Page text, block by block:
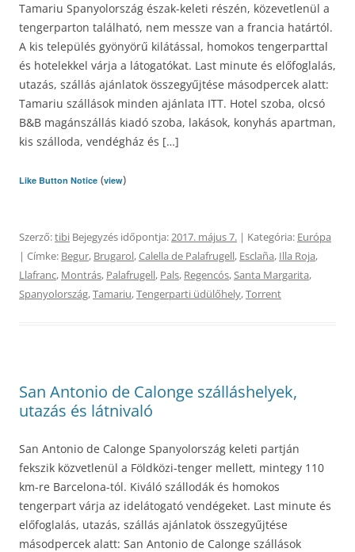
Tamariu Spanyolország észak-keleti részén, közevetlenül a
tengerparton található, nem messze van a francia határtól.
A kis település gyönyörű kilátással, homokos tengerparttal
és hotelekkel várja a látogatókat. Last minute és előfoglalás,
utazás, szállás ajánlatok összegyűjtése másodpercek alatt:
Tamariu szállások minden ajánlata ITT. Hotel szoba, olcsó
B&B magánszállás kiadó szoba, lakások, konyhás apartman,
kis szálloda, vendégház és […]
Like Button Notice (view)
Szerző:tibi Bejegyzés időpontja:2017. május 7. | Kategória: Európa
| Címke: Begur, Brugarol,Calella de Palafrugell, Esclaña, Illa Roja,
Llafranc, Montrás, Palafrugell, Pals, Regencós,Santa Margarita,
Spanyolország,Tamariu,Tengerparti üdülőhely,Torrent
San Antonio de Calonge szálláshelyek,
utazás és látnivaló
San Antonio de Calonge Spanyolország keleti partján
fekszik közvetlenül a Földközi-tenger mellett, mintegy 110
km-re Barcelona-tól. Kiváló szállodák és homokos
tengerpart várja az idelátogató vendégeket. Last minute és
előfoglalás, utazás, szállás ajánlatok összegyűjtése
másodpercek alatt: San Antonio de Calonge szállások